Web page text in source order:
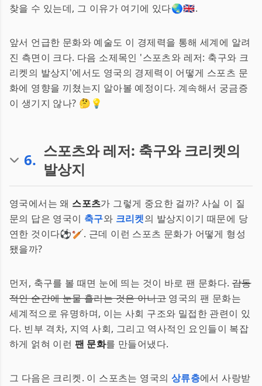
찾을 수 있는데, 그 이유가 여기에 있다🌏🇬🇧.
앞서 언급한 문화와 예술도 이 경제력을 통해 세계에 알려
진 측면이 크다. 다음 소제목인 '스포츠와 레저: 축구와 크
리켓의 발상지'에서도 영국의 경제력이 어떻게 스포츠 문
화에 영향을 끼쳤는지 알아볼 예정이다. 계속해서 궁금증
이 생기지 않나? 🤔💡
6. 스포츠와 레저: 축구와 크리켓의
발상지
영국에서는 왜 스포츠가 그렇게 중요한 걸까? 사실 이 질
문의 답은 영국이 축구와 크리켓의 발상지이기 때문에 당
연한 것이다⚽🏏. 근데 이런 스포츠 문화가 어떻게 형성
됐을까?
먼저, 축구를 볼 때면 눈에 띄는 것이 바로 팬 문화다.감동
적인 순간에 눈물 흘리는 것은 아니고 영국의 팬 문화는
세계적으로 유명하며, 이는 사회 구조와 밀접한 관련이 있
다. 빈부 격차, 지역 사회, 그리고 역사적인 요인들이 복잡
하게 얽혀 이런 팬 문화를 만들어냈다.
그 다음은 크리켓. 이 스포츠는 영국의 상류층에서 사랑받